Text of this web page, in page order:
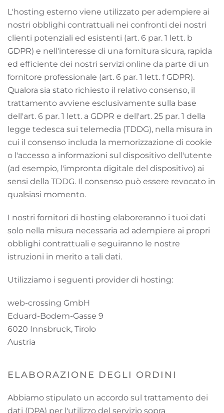
L'hosting esterno viene utilizzato per adempiere ai
nostri obblighi contrattuali nei confronti dei nostri
clienti potenziali ed esistenti (art. 6 par. 1 lett. b
GDPR) e nell'interesse di una fornitura sicura, rapida
ed efficiente dei nostri servizi online da parte di un
fornitore professionale (art. 6 par. 1 lett. f GDPR).
Qualora sia stato richiesto il relativo consenso, il
trattamento avviene esclusivamente sulla base
dell'art. 6 par. 1 lett. a GDPR e dell'art. 25 par. 1 della
legge tedesca sui telemedia (TDDG), nella misura in
cui il consenso includa la memorizzazione di cookie
o l'accesso a informazioni sul dispositivo dell'utente
(ad esempio, l'impronta digitale del dispositivo) ai
sensi della TDDG. Il consenso può essere revocato in
qualsiasi momento.
I nostri fornitori di hosting elaboreranno i tuoi dati
solo nella misura necessaria ad adempiere ai propri
obblighi contrattuali e seguiranno le nostre
istruzioni in merito a tali dati.
Utilizziamo i seguenti provider di hosting:
web-crossing GmbH
Eduard-Bodem-Gasse 9
6020 Innsbruck, Tirolo
Austria
ELABORAZIONE DEGLI ORDINI
Abbiamo stipulato un accordo sul trattamento dei
dati (DPA) per l'utilizzo del servizio sopra